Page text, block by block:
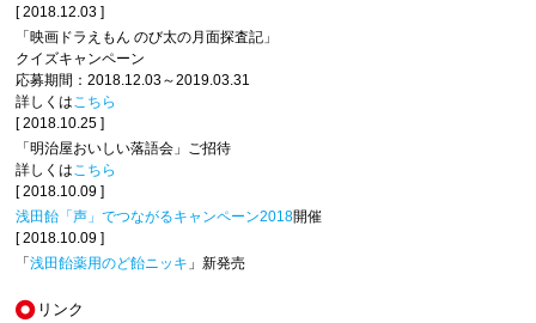
[ 2018.12.03 ]
「映画ドラえもん のび太の月面探査記」
クイズキャンペーン
応募期間：2018.12.03～2019.03.31
詳しくはこちら
[ 2018.10.25 ]
「明治屋おいしい落語会」ご招待
詳しくはこちら
[ 2018.10.09 ]
浅田飴「声」でつながるキャンペーン2018開催
[ 2018.10.09 ]
「浅田飴薬用のど飴ニッキ 」新発売
リンク